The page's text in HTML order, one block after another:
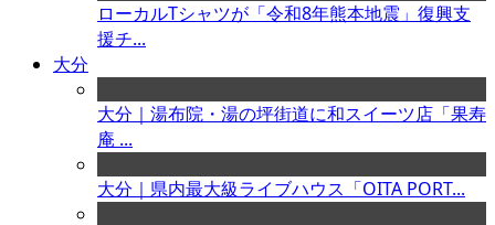
ローカルTシャツが「令和8年熊本地震」復興支
援チ...
大分
大分｜湯布院・湯の坪街道に和スイーツ店「果寿
庵 ...
大分｜県内最大級ライブハウス「OITA PORT...